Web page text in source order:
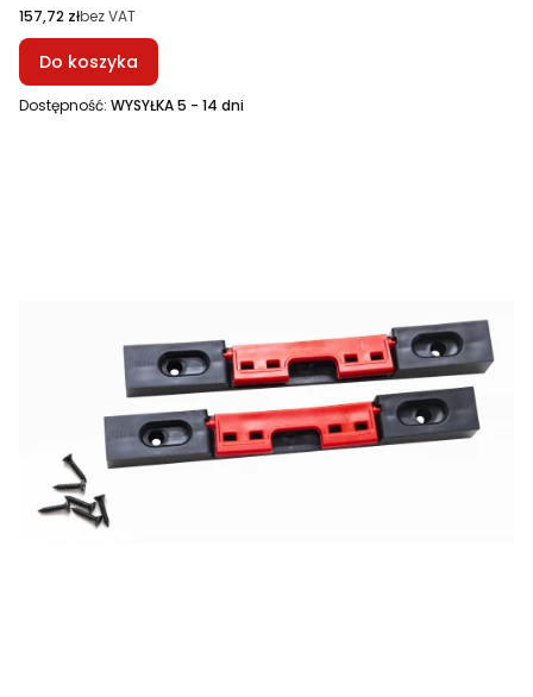
Cena
157,72 złbez VAT
Do koszyka
Dostępność: WYSYŁKA 5 - 14 dni